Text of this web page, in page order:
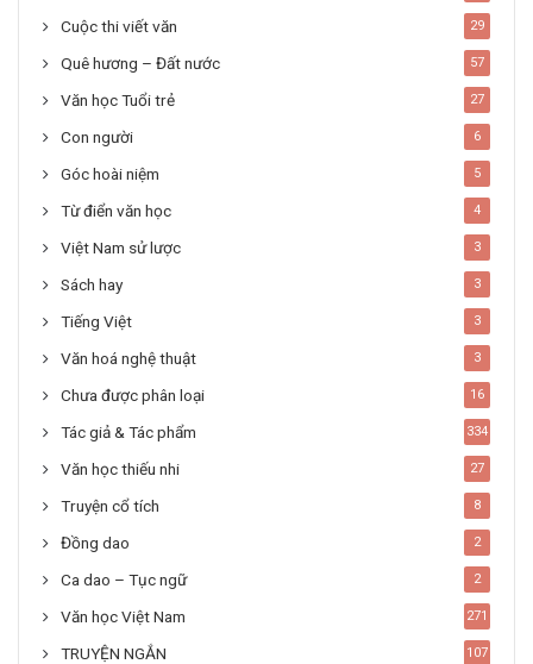
Cuộc thi viết văn 29
Quê hương – Đất nước 57
Văn học Tuổi trẻ 27
Con người 6
Góc hoài niệm 5
Từ điển văn học 4
Việt Nam sử lược 3
Sách hay 3
Tiếng Việt 3
Văn hoá nghệ thuật 3
Chưa được phân loại 16
Tác giả & Tác phẩm 334
Văn học thiếu nhi 27
Truyện cổ tích 8
Đồng dao 2
Ca dao – Tục ngữ 2
Văn học Việt Nam 271
TRUYỆN NGẮN 107